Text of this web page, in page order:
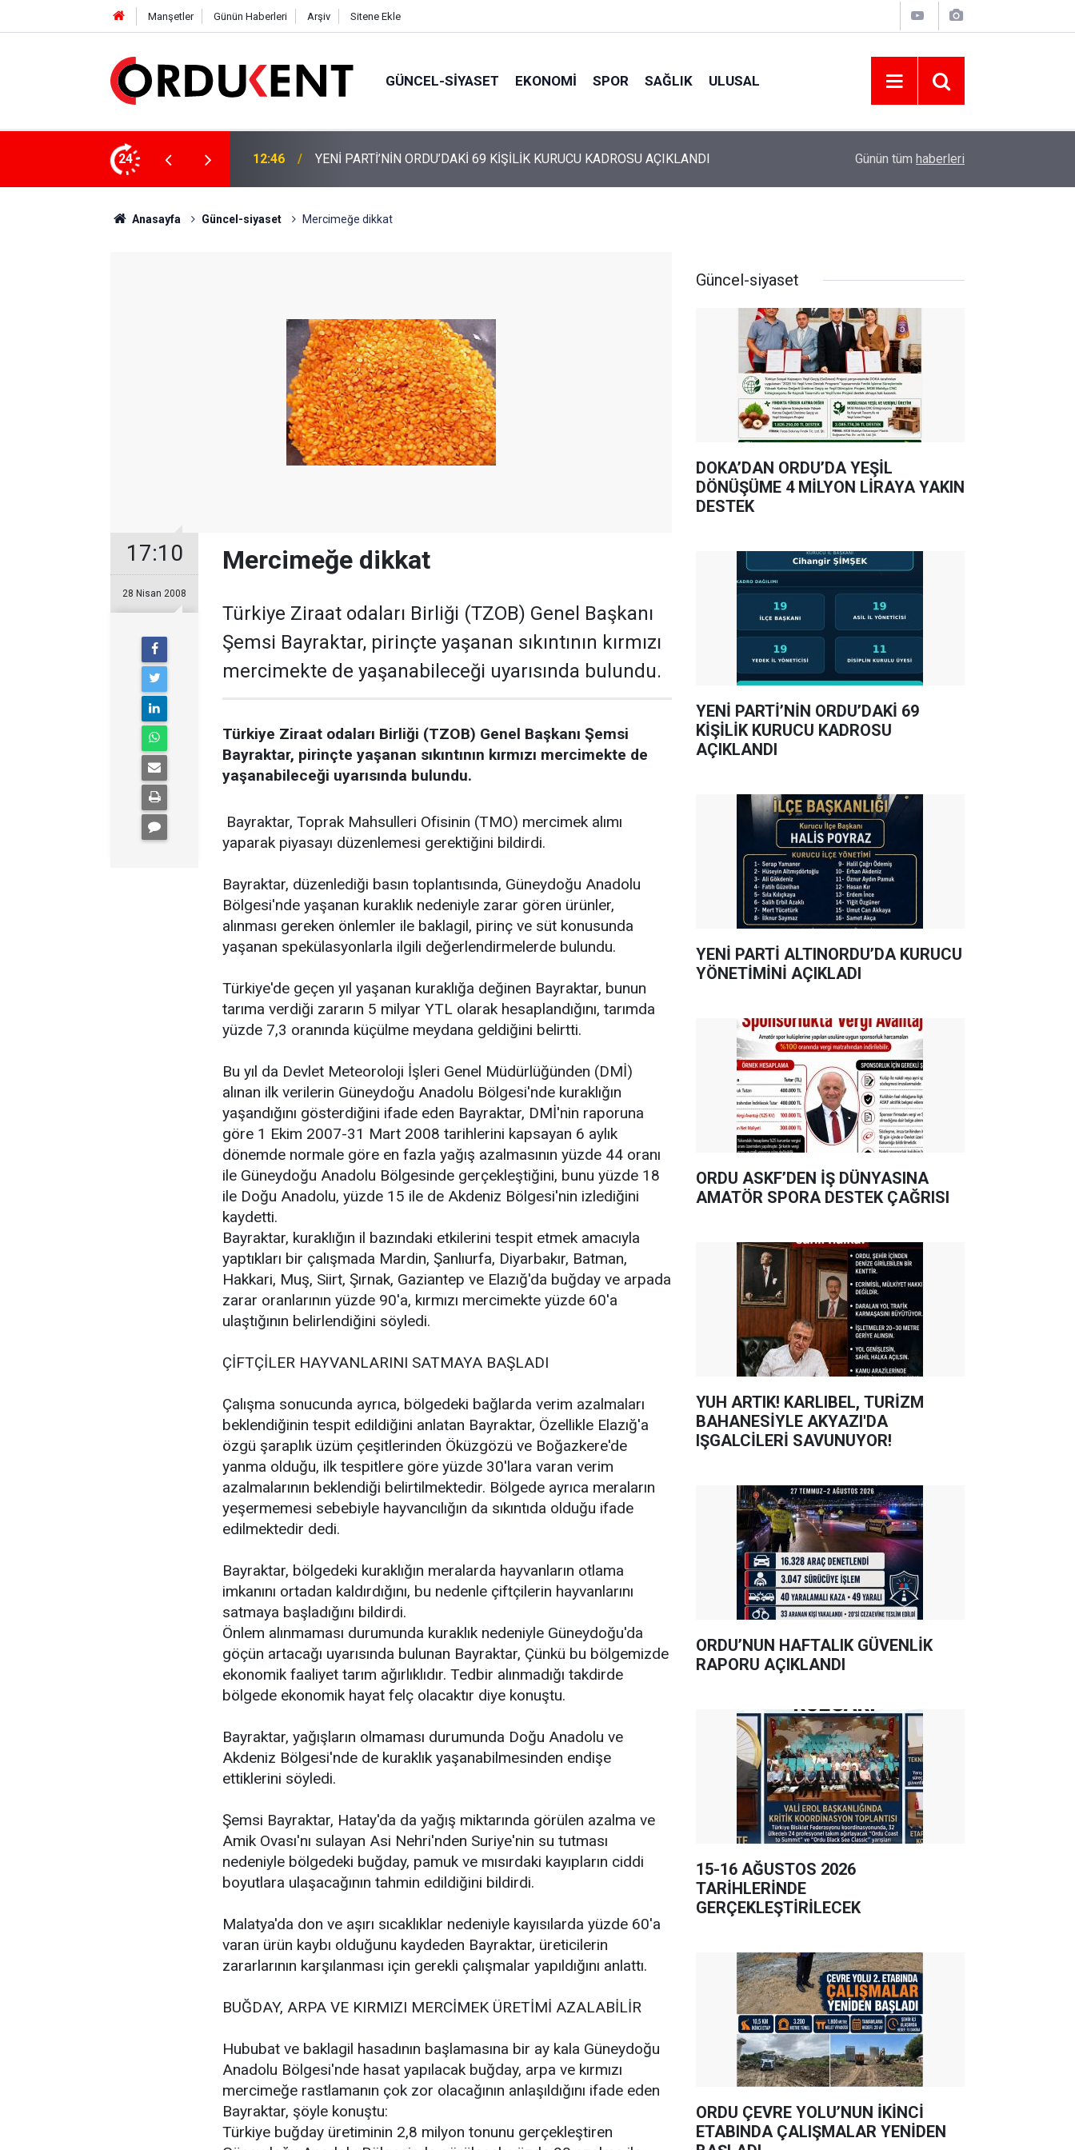
Manşetler Günün Haberleri Arşiv Sitene Ekle
GÜNCEL-SIYASET EKONOMI SPOR SAĞLIK ULUSAL
24
4 MİLYON LİRAYA YAKIN DESTEK 12:46 YENİ PARTİ’NİN ORDU’DAKİ 69 KİŞİLİK KURUCU KADROSU AÇIKLANDI YENİ PARTİ ALTINORDU’DA KURUCU
Günün tüm haberleri
Anasayfa Güncel-siyaset Mercimeğe dikkat
17:10
28 Nisan 2008
Mercimeğe dikkat
Türkiye Ziraat odaları Birliği (TZOB) Genel Başkanı
Şemsi Bayraktar, pirinçte yaşanan sıkıntının kırmızı
mercimekte de yaşanabileceği uyarısında bulundu.
Türkiye Ziraat odaları Birliği (TZOB) Genel Başkanı Şemsi
Bayraktar, pirinçte yaşanan sıkıntının kırmızı mercimekte de
yaşanabileceği uyarısında bulundu.
Bayraktar, Toprak Mahsulleri Ofisinin (TMO) mercimek alımı
yaparak piyasayı düzenlemesi gerektiğini bildirdi.
Bayraktar, düzenlediği basın toplantısında, Güneydoğu Anadolu
Bölgesi'nde yaşanan kuraklık nedeniyle zarar gören ürünler,
alınması gereken önlemler ile baklagil, pirinç ve süt konusunda
yaşanan spekülasyonlarla ilgili değerlendirmelerde bulundu.
Türkiye'de geçen yıl yaşanan kuraklığa değinen Bayraktar, bunun
tarıma verdiği zararın 5 milyar YTL olarak hesaplandığını, tarımda
yüzde 7,3 oranında küçülme meydana geldiğini belirtti.
Bu yıl da Devlet Meteoroloji İşleri Genel Müdürlüğünden (DMİ)
alınan ilk verilerin Güneydoğu Anadolu Bölgesi'nde kuraklığın
yaşandığını gösterdiğini ifade eden Bayraktar, DMİ'nin raporuna
göre 1 Ekim 2007-31 Mart 2008 tarihlerini kapsayan 6 aylık
dönemde normale göre en fazla yağış azalmasının yüzde 44 oranı
ile Güneydoğu Anadolu Bölgesinde gerçekleştiğini, bunu yüzde 18
ile Doğu Anadolu, yüzde 15 ile de Akdeniz Bölgesi'nin izlediğini
kaydetti.
Bayraktar, kuraklığın il bazındaki etkilerini tespit etmek amacıyla
yaptıkları bir çalışmada Mardin, Şanlıurfa, Diyarbakır, Batman,
Hakkari, Muş, Siirt, Şırnak, Gaziantep ve Elazığ'da buğday ve arpada
zarar oranlarının yüzde 90'a, kırmızı mercimekte yüzde 60'a
ulaştığının belirlendiğini söyledi.
ÇİFTÇİLER HAYVANLARINI SATMAYA BAŞLADI
Çalışma sonucunda ayrıca, bölgedeki bağlarda verim azalmaları
beklendiğinin tespit edildiğini anlatan Bayraktar, Özellikle Elazığ'a
özgü şaraplık üzüm çeşitlerinden Öküzgözü ve Boğazkere'de
yanma olduğu, ilk tespitlere göre yüzde 30'lara varan verim
azalmalarının beklendiği belirtilmektedir. Bölgede ayrıca meraların
yeşermemesi sebebiyle hayvancılığın da sıkıntıda olduğu ifade
edilmektedir dedi.
Bayraktar, bölgedeki kuraklığın meralarda hayvanların otlama
imkanını ortadan kaldırdığını, bu nedenle çiftçilerin hayvanlarını
satmaya başladığını bildirdi.
Önlem alınmaması durumunda kuraklık nedeniyle Güneydoğu'da
göçün artacağı uyarısında bulunan Bayraktar, Çünkü bu bölgemizde
ekonomik faaliyet tarım ağırlıklıdır. Tedbir alınmadığı takdirde
bölgede ekonomik hayat felç olacaktır diye konuştu.
Bayraktar, yağışların olmaması durumunda Doğu Anadolu ve
Akdeniz Bölgesi'nde de kuraklık yaşanabilmesinden endişe
ettiklerini söyledi.
Şemsi Bayraktar, Hatay'da da yağış miktarında görülen azalma ve
Amik Ovası'nı sulayan Asi Nehri'nden Suriye'nin su tutması
nedeniyle bölgedeki buğday, pamuk ve mısırdaki kayıpların ciddi
boyutlara ulaşacağının tahmin edildiğini bildirdi.
Malatya'da don ve aşırı sıcaklıklar nedeniyle kayısılarda yüzde 60'a
varan ürün kaybı olduğunu kaydeden Bayraktar, üreticilerin
zararlarının karşılanması için gerekli çalışmalar yapıldığını anlattı.
BUĞDAY, ARPA VE KIRMIZI MERCİMEK ÜRETİMİ AZALABİLİR
Hububat ve baklagil hasadının başlamasına bir ay kala Güneydoğu
Anadolu Bölgesi'nde hasat yapılacak buğday, arpa ve kırmızı
mercimeğe rastlamanın çok zor olacağının anlaşıldığını ifade eden
Bayraktar, şöyle konuştu:
Türkiye buğday üretiminin 2,8 milyon tonunu gerçekleştiren
Güncel-siyaset
DOKA’DAN ORDU’DA YEŞİL
DÖNÜŞÜME 4 MİLYON LİRAYA YAKIN
DESTEK
YENİ PARTİ’NİN ORDU’DAKİ 69
KİŞİLİK KURUCU KADROSU
AÇIKLANDI
YENİ PARTİ ALTINORDU’DA KURUCU
YÖNETİMİNİ AÇIKLADI
ORDU ASKF’DEN İŞ DÜNYASINA
AMATÖR SPORA DESTEK ÇAĞRISI
YUH ARTIK! KARLIBEL, TURİZM
BAHANESİYLE AKYAZI'DA
IŞGALCİLERİ SAVUNUYOR!
ORDU’NUN HAFTALIK GÜVENLİK
RAPORU AÇIKLANDI
15-16 AĞUSTOS 2026
TARİHLERİNDE
GERÇEKLEŞTİRİLECEK
ORDU ÇEVRE YOLU’NUN İKİNCİ
ETABINDA ÇALIŞMALAR YENİDEN